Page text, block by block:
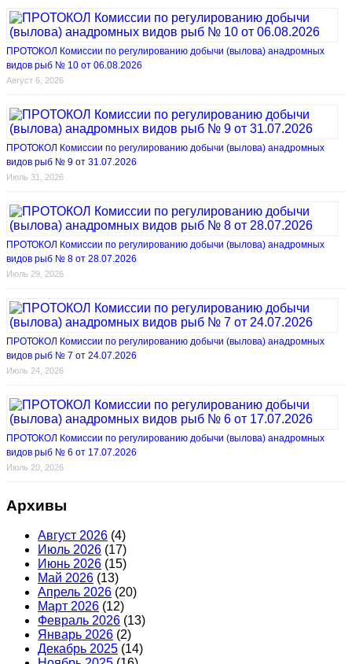
ПРОТОКОЛ Комиссии по регулированию добычи (вылова) анадромных
видов рыб № 10 от 06.08.2026
Август 6, 2026
ПРОТОКОЛ Комиссии по регулированию добычи (вылова) анадромных
видов рыб № 9 от 31.07.2026
Июль 31, 2026
ПРОТОКОЛ Комиссии по регулированию добычи (вылова) анадромных
видов рыб № 8 от 28.07.2026
Июль 29, 2026
ПРОТОКОЛ Комиссии по регулированию добычи (вылова) анадромных
видов рыб № 7 от 24.07.2026
Июль 24, 2026
ПРОТОКОЛ Комиссии по регулированию добычи (вылова) анадромных
видов рыб № 6 от 17.07.2026
Июль 20, 2026
Архивы
Август 2026 (4)
Июль 2026 (17)
Июнь 2026 (15)
Май 2026 (13)
Апрель 2026 (20)
Март 2026 (12)
Февраль 2026 (13)
Январь 2026 (2)
Декабрь 2025 (14)